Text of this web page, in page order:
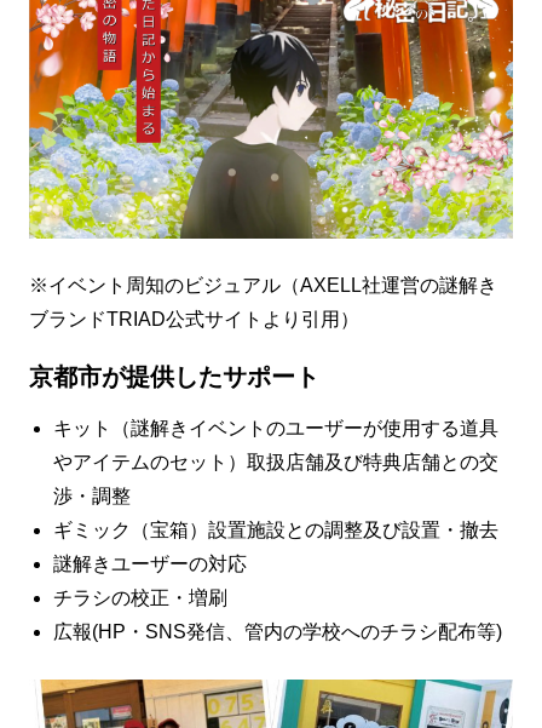
※イベント周知のビジュアル（AXELL社運営の謎解き
ブランドTRIAD公式サイトより引用）
京都市が提供したサポート
キット（謎解きイベントのユーザーが使用する道具
やアイテムのセット）取扱店舗及び特典店舗との交
渉・調整
ギミック（宝箱）設置施設との調整及び設置・撤去
謎解きユーザーの対応
チラシの校正・増刷
広報(HP・SNS発信、管内の学校へのチラシ配布等)